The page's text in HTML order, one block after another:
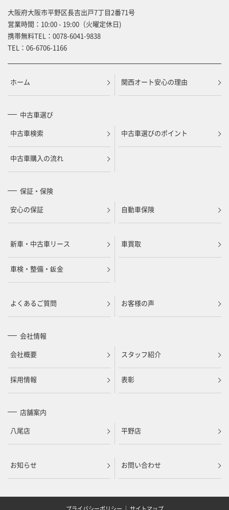
大阪府大阪市平野区長吉出戸7丁目2番71号
営業時間：10:00 - 19:00（火曜定休日)
携帯無料TEL： 0078-6041-9838
TEL： 06-6706-1166
ホーム 関西オート安心の理由
中古車選び
中古車検索
中古車選びのポイント
中古車購入の流れ
保証・保険
安心の保証
自動車保険
新車・中古車リース 車買取
車検・整備・鈑金
よくあるご質問 お客様の声
会社情報
会社概要
スタッフ紹介
採用情報 表彰
店舗案内
八尾店
平野店
お知らせ お問い合わせ